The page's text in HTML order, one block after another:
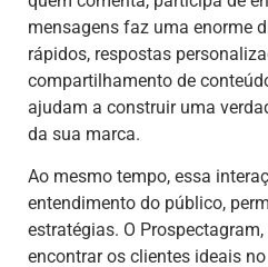
mensagens faz uma enorme
rápidos, respostas
compartilhamento de
ajudam a construir uma
da sua marca.
Ao mesmo tempo, essa
entendimento do público,
estratégias. O
encontrar os clientes ideais